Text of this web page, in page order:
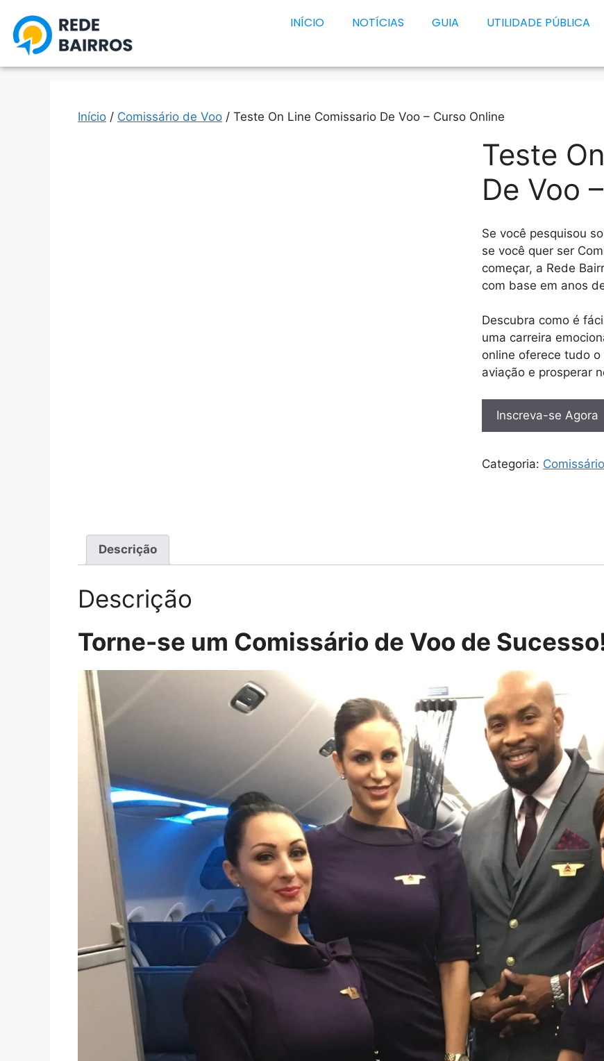
INÍCIO NOTÍCIAS GUIA UTILIDADE PÚBLICA
Início / Comissário de Voo / Teste On Line Comissario De Voo – Curso Online
Teste
De Voo
Se você pesquisou
se você quer ser
começar, a Rede
com base em anos
Descubra como é
uma carreira
online oferece tudo
aviação e prosperar
Inscreva-se Agora
Categoria:
Descrição
Descrição
Torne-se um Comissário de Voo de